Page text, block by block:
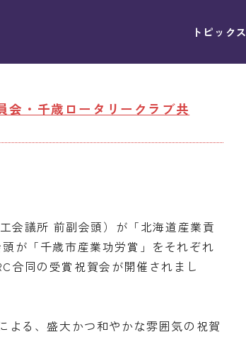
トピックス
会・千歳ロータリークラブ共
会議所 前副会頭）が「北海道産業貢
が「千歳市産業功労賞」をそれぞれ
合同の受賞祝賀会が開催されまし
よる、盛大かつ和やかな雰囲気の祝賀